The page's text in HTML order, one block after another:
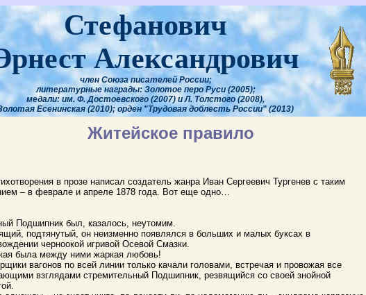
Стефанович
Александрович
член Союза писателей России;
литературные награды: Золотое перо Руси (2005);
медали: им. Ф. Достоевского (2007) и Л. Толстого (2008),
Есенинская (2010); орден "Трудовая доблесть России" (2013)
Житейское правило
в прозе написал создатель жанра Иван Сергеевич Тургенев с таким
– в феврале и апреле 1878 года. Вот еще одно…
Подшипник был, казалось, неутомим.
подтянутый, он неизменно появлялся в больших и малых буксах в
черноокой игривой Осевой Смазки.
была между ними жаркая любовь!
вагонов по всей линии только качали головами, встречая и провожая все
взглядами стремительный Подшипник, резвящийся со своей знойной